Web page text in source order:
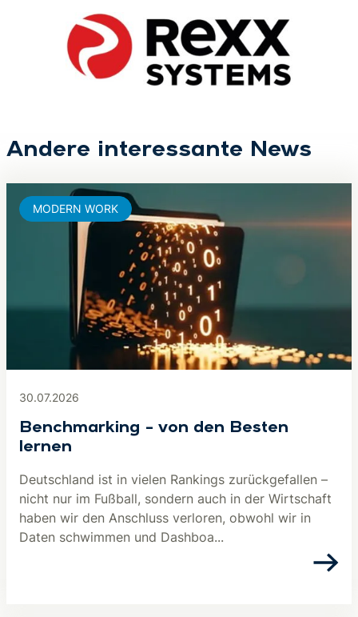
Andere interessante News
30.07.2026
Benchmarking – von den Besten
lernen
Deutschland ist in vielen Rankings zurückgefallen –
nicht nur im Fußball, sondern auch in der Wirtschaft
haben wir den Anschluss verloren, obwohl wir in
Daten schwimmen und Dashboa...
MODERN WORK